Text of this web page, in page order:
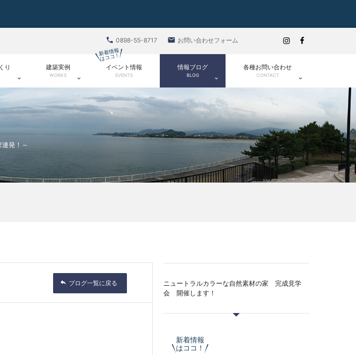
 0898-55-8717  お問い合わせフォーム
り

建築実例
WORKS

新着情報
はココ！
イベント情報
EVENTS
情報ブログ
BLOG

各種お問い合わせ
CONTACT

発！～
ブログ一覧に戻る
ニュートラルカラーな自然素材の家 完成見学
会 開催します！
新着情報
はココ！